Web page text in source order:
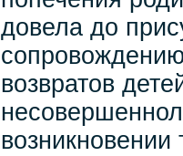
довела до
возвратов